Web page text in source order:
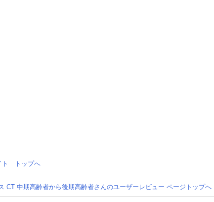
ト トップへ
CT 中期高齢者から後期高齢者さんのユーザーレビュー ページトップへ